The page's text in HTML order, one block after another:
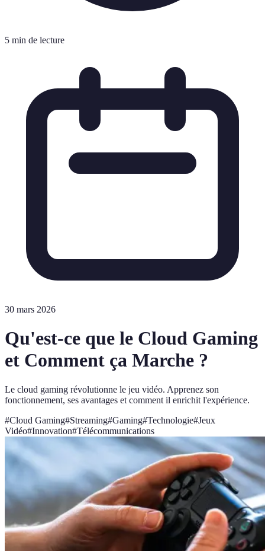
5 min de lecture
30 mars 2026
Qu'est-ce que le Cloud Gaming
et Comment ça Marche ?
Le cloud gaming révolutionne le jeu vidéo. Apprenez son
fonctionnement, ses avantages et comment il enrichit l'expérience.
#Cloud Gaming#Streaming#Gaming#Technologie#Jeux
Vidéo#Innovation#Télécommunications